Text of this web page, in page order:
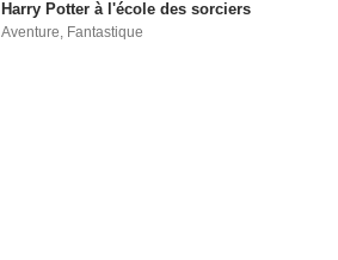
Harry Potter à l'école des sorciers
Aventure, Fantastique